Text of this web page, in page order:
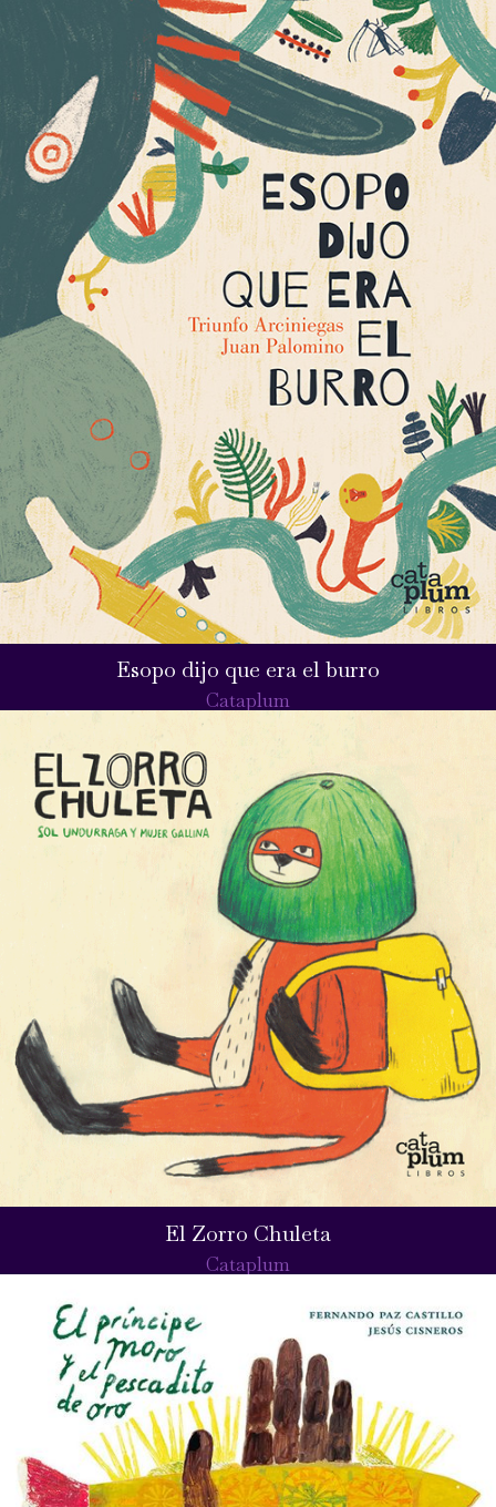
Esopo dijo que era el burro
Cataplum
El Zorro Chuleta
Cataplum